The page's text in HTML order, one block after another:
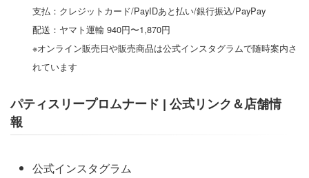
支払：クレジットカード/PayIDあと払い/銀行振込/PayPay
配送：ヤマト運輸 940円〜1,870円
※オンライン販売日や販売商品は公式インスタグラムで随時案内さ
れています
パティスリープロムナード | 公式リンク＆店舗情
報
公式インスタグラム